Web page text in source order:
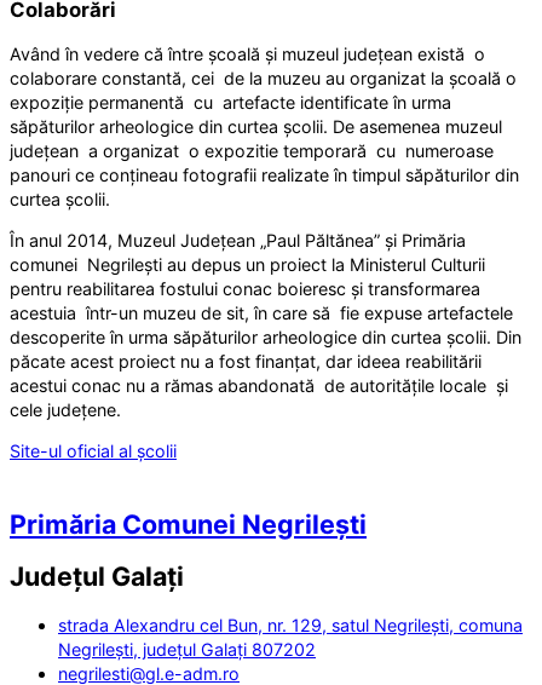
Colaborări
Având în vedere că între școală și muzeul județean există o
colaborare constantă, cei de la muzeu au organizat la școală o
expoziție permanentă cu artefacte identificate în urma
săpăturilor arheologice din curtea școlii. De asemenea muzeul
județean a organizat o expozitie temporară cu numeroase
panouri ce conțineau fotografii realizate în timpul săpăturilor din
curtea școlii.
În anul 2014, Muzeul Județean „Paul Păltănea” și Primăria
comunei Negrilești au depus un proiect la Ministerul Culturii
pentru reabilitarea fostului conac boieresc și transformarea
acestuia într-un muzeu de sit, în care să fie expuse artefactele
descoperite în urma săpăturilor arheologice din curtea școlii. Din
păcate acest proiect nu a fost finanțat, dar ideea reabilitării
acestui conac nu a rămas abandonată de autoritățile locale și
cele județene.
Site-ul oficial al școlii
Primăria Comunei Negrilești
Județul Galați
strada Alexandru cel Bun, nr. 129, satul Negrilești, comuna
Negrilești, județul Galați 807202
negrilesti@gl.e-adm.ro